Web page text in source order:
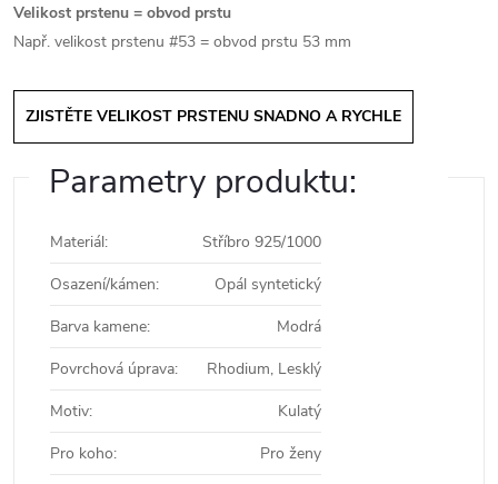
Velikost prstenu = obvod prstu
Např. velikost prstenu #53 = obvod prstu 53 mm
ZJISTĚTE VELIKOST PRSTENU SNADNO A RYCHLE
Parametry produktu:
Materiál:
Stříbro 925/1000
Osazení/kámen:
Opál syntetický
Barva kamene:
Modrá
Povrchová úprava:
Rhodium, Lesklý
Motiv:
Kulatý
Pro koho:
Pro ženy